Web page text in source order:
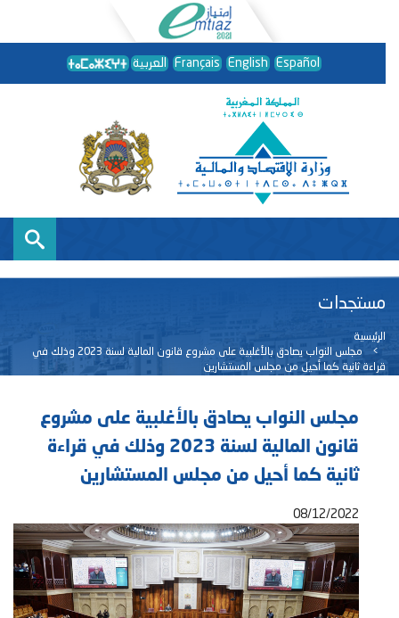
العربية Français English Español
مستجدات
الرئيسية
مجلس النواب يصادق بالأغلبية على مشروع قانون المالية لسنة 2023 وذلك في
قراءة ثانية كما أحيل من مجلس المستشارين
مجلس النواب يصادق بالأغلبية على مشروع
قانون المالية لسنة 2023 وذلك في قراءة
ثانية كما أحيل من مجلس المستشارين
08/12/2022